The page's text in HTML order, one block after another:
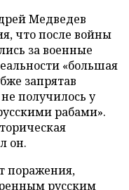
Медведев
что после войны
за военные
«большая
запрятав
получилось у
рабами».
он.
поражения,
русским